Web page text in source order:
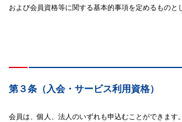
および会員資格等に関する基本的事項を定めるものと
第３条（入会・サービス利用資格）
会員は、個人、法人のいずれも申込むことができます